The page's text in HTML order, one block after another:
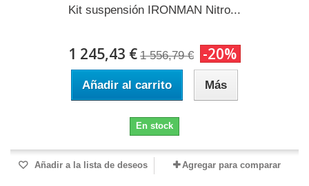
Kit suspensión IRONMAN Nitro...
1 245,43 € 1 556,79 € -20%
Añadir al carrito Más
En stock
Añadir a la lista de deseos Agregar para comparar